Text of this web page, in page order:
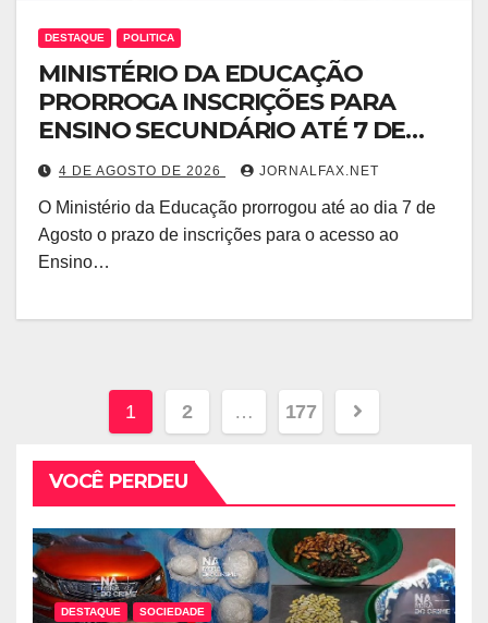
DESTAQUE POLITICA
MINISTÉRIO DA EDUCAÇÃO
PRORROGA INSCRIÇÕES PARA
ENSINO SECUNDÁRIO ATÉ 7 DE
AGOSTO
4 DE AGOSTO DE 2026 JORNALFAX.NET
O Ministério da Educação prorrogou até ao dia 7 de
Agosto o prazo de inscrições para o acesso ao
Ensino…
1 2 … 177
VOCÊ PERDEU
DESTAQUE SOCIEDADE